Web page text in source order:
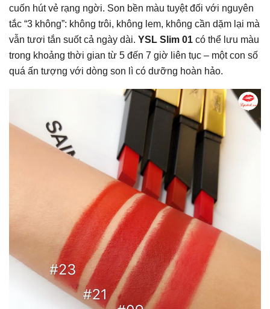
cuốn hút vẻ rạng ngời. Son bền màu tuyệt đối với nguyên
tắc “3 không”: không trôi, không lem, không cần dặm lại mà
vẫn tươi tắn suốt cả ngày dài. YSL Slim 01 có thể lưu màu
trong khoảng thời gian từ 5 đến 7 giờ liên tục – một con số
quá ấn tượng với dòng son lì có dưỡng hoàn hảo.